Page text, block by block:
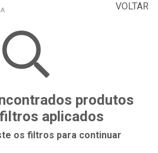
VOLTAR
produtos
aplicados
os filtros para continuar